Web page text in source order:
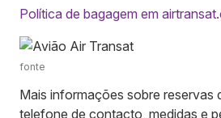
Política de bagagem em
fonte
Mais informações sobre reservas
telefone de contacto, medidas e